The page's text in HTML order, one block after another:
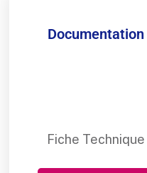
Fiche Technique